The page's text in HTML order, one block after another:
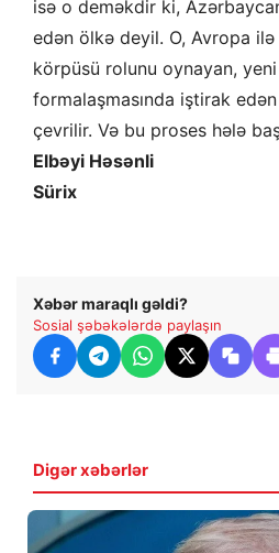
isə o deməkdir ki,
edən ölkə deyil. O, Avropa ilə
körpüsü rolunu oynayan,
formalaşmasında iştirak
çevrilir. Və bu proses hələ
Elbəyi Həsənli
Sürix
Xəbər maraqlı gəldi?
Sosial şəbəkələrdə paylaşın
Digər xəbərlər